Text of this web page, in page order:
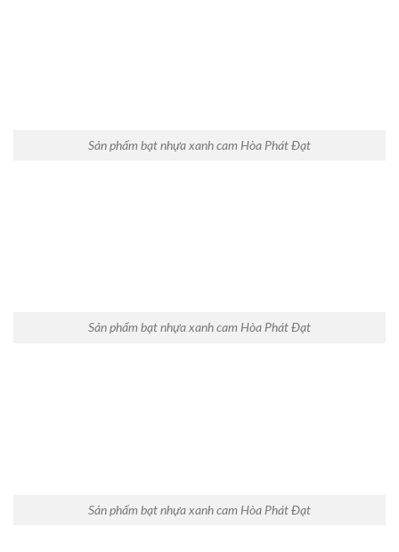
Sản phẩm bạt nhựa xanh cam Hòa Phát Đạt
Sản phẩm bạt nhựa xanh cam Hòa Phát Đạt
Sản phẩm bạt nhựa xanh cam Hòa Phát Đạt